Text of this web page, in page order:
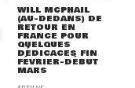
WILL MCPHAIL
(AU-DEDANS) DE
RETOUR EN
FRANCE POUR
QUELQUES
DÉDICACES FIN
FÉVRIER-DÉBUT
MARS